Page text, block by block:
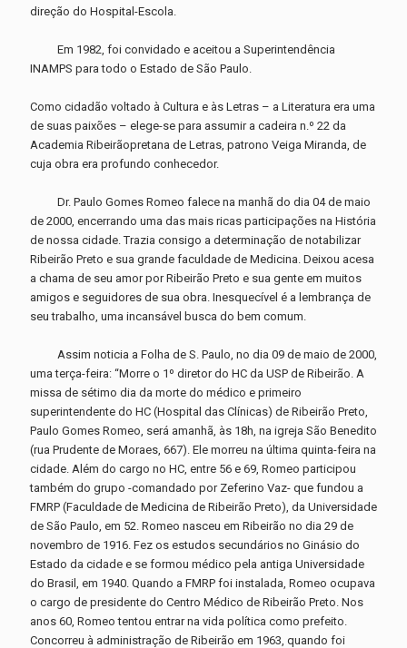
direção do Hospital-Escola.
Em 1982, foi convidado e aceitou a Superintendência
INAMPS para todo o Estado de São Paulo.
Como cidadão voltado à Cultura e às Letras – a Literatura era uma
de suas paixões – elege-se para assumir a cadeira n.º 22 da
Academia Ribeirãopretana de Letras, patrono Veiga Miranda, de
cuja obra era profundo conhecedor.
Dr. Paulo Gomes Romeo falece na manhã do dia 04 de maio
de 2000, encerrando uma das mais ricas participações na História
de nossa cidade. Trazia consigo a determinação de notabilizar
Ribeirão Preto e sua grande faculdade de Medicina. Deixou acesa
a chama de seu amor por Ribeirão Preto e sua gente em muitos
amigos e seguidores de sua obra. Inesquecível é a lembrança de
seu trabalho, uma incansável busca do bem comum.
Assim noticia a Folha de S. Paulo, no dia 09 de maio de 2000,
uma terça-feira: “Morre o 1º diretor do HC da USP de Ribeirão. A
missa de sétimo dia da morte do médico e primeiro
superintendente do HC (Hospital das Clínicas) de Ribeirão Preto,
Paulo Gomes Romeo, será amanhã, às 18h, na igreja São Benedito
(rua Prudente de Moraes, 667). Ele morreu na última quinta-feira na
cidade. Além do cargo no HC, entre 56 e 69, Romeo participou
também do grupo -comandado por Zeferino Vaz- que fundou a
FMRP (Faculdade de Medicina de Ribeirão Preto), da Universidade
de São Paulo, em 52. Romeo nasceu em Ribeirão no dia 29 de
novembro de 1916. Fez os estudos secundários no Ginásio do
Estado da cidade e se formou médico pela antiga Universidade
do Brasil, em 1940. Quando a FMRP foi instalada, Romeo ocupava
o cargo de presidente do Centro Médico de Ribeirão Preto. Nos
anos 60, Romeo tentou entrar na vida política como prefeito.
Concorreu à administração de Ribeirão em 1963, quando foi